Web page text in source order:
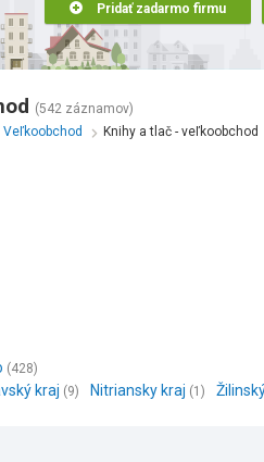
Pridať zadarmo firmu
(542 záznamov)
Veľkoobchod Knihy a tlač - veľkoobchod
(428)
kraj (9) Nitriansky kraj (1)